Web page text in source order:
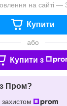
на сайті —
Купити
або
Купити з
Пром?